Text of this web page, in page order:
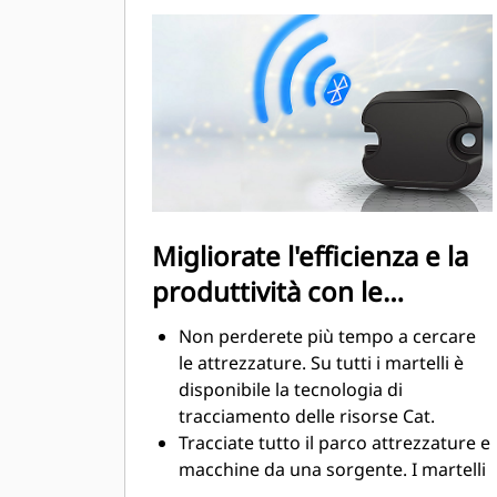
La funzione di silenziamento
standard consente di utilizzare un
martello GC S nei cantieri in aree
sensibili al rumore, ad esempio
quartieri residenziali o strutture
ospedaliere, dove il rumore è
regolamentato.
Migliorate l'efficienza e la
produttività con le
tecnologie integrate
Non perderete più tempo a cercare
le attrezzature. Su tutti i martelli è
disponibile la tecnologia di
tracciamento delle risorse Cat.
Tracciate tutto il parco attrezzature e
macchine da una sorgente. I martelli